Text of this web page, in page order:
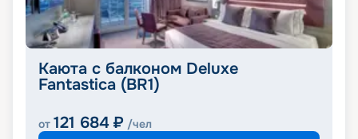
Каюта с балконом Deluxe
Fantastica (BR1)
от 121 684 ₽ /чел